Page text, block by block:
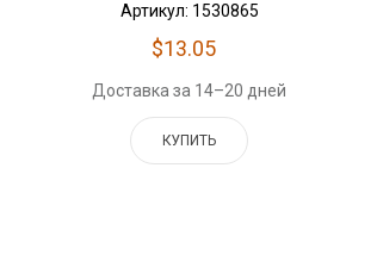
Артикул: 1530865
$13.05
Доставка за 14–20 дней
КУПИТЬ